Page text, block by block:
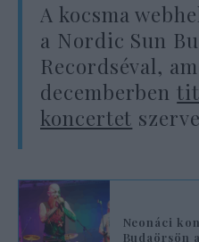
A kocsma
a Nordic Sun
Recordséval,
decemberben
koncertet
Neonáci
Budaörsön